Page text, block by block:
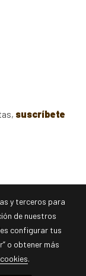
suscríbete
y terceros para
de nuestros
configurar tus
o obtener más
.